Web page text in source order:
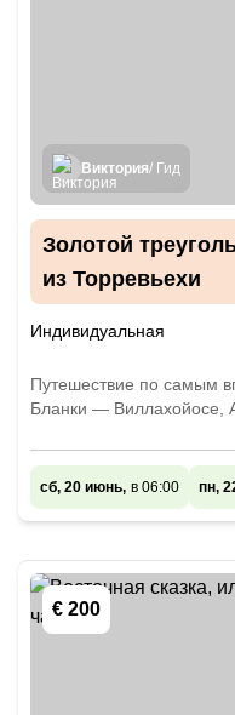
Виктория/ Гид
Золотой
из Торревьехи
Индивидуальная
Путешествие по самым
Бланки — Виллахойосе,
сб, 20 июнь, в 06:00 пн,
€ 200